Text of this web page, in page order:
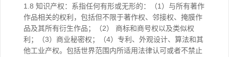
1.8 知识产权：系指任何有形或无形的：（1）与所有著作
作品相关的权利，包括但不限于著作权、邻接权、掩膜作
品及其所有衍生作品；（2） 商标和商号权以及类似权
利；（3）商业秘密权；（4）专利、外观设计、算法和其
他工业产权。包括世界范围内所适用法律认可或者不禁止